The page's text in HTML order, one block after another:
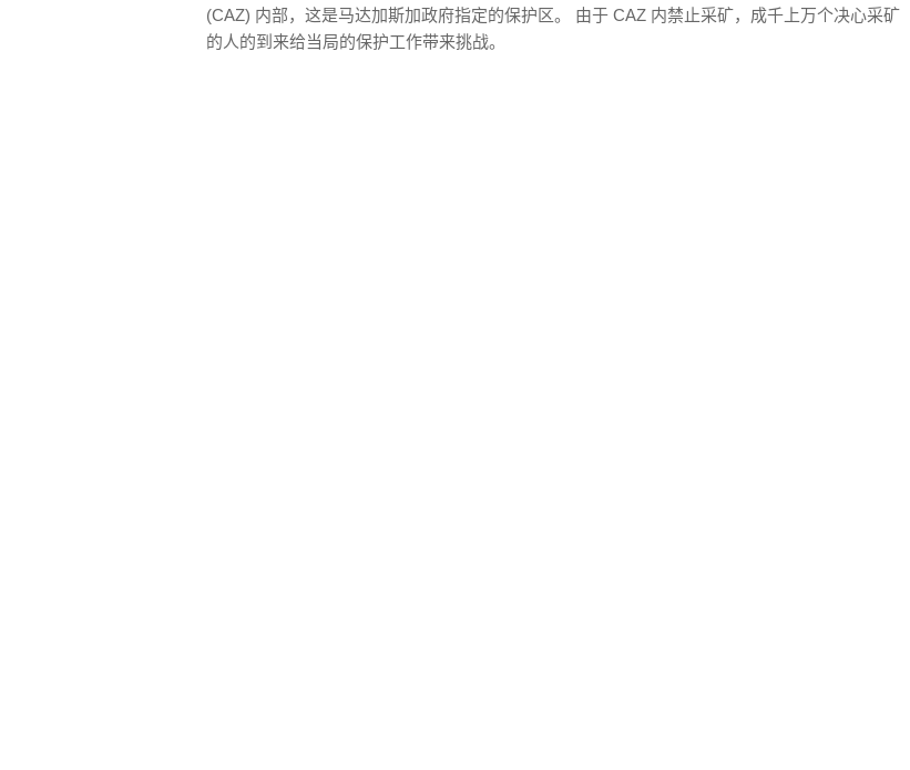
(CAZ) 内部，这是马达加斯加政府指定的保护区。 由于 CAZ 内禁止采矿，成千上万个决心采矿
的人的到来给当局的保护工作带来挑战。